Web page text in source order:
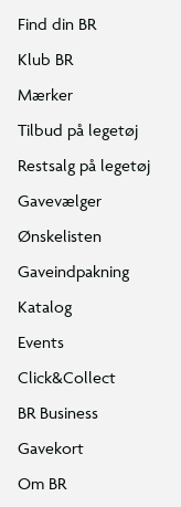
Find din BR
Klub BR
Mærker
Tilbud på legetøj
Restsalg på legetøj
Gavevælger
Ønskelisten
Gaveindpakning
Katalog
Events
Click&Collect
BR Business
Gavekort
Om BR